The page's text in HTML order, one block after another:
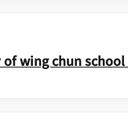
wing chun school